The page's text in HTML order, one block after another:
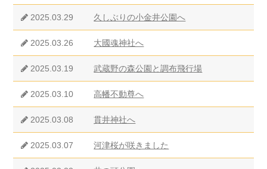
2025.03.29 久しぶりの小金井公園へ
2025.03.26 大國魂神社へ
2025.03.19 武蔵野の森公園と調布飛行場
2025.03.10 高幡不動尊へ
2025.03.08 貫井神社へ
2025.03.07 河津桜が咲きました